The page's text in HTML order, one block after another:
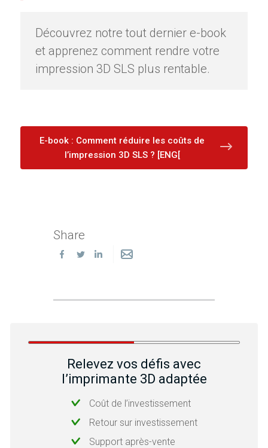
Découvrez notre tout dernier e-book
et apprenez comment rendre votre
impression 3D SLS plus rentable.
E-book : Comment réduire les coûts de
l’impression 3D SLS ? [ENG[
Share
Relevez vos défis avec
l’imprimante 3D adaptée
Coût de l’investissement
Retour sur investissement
Support après-vente